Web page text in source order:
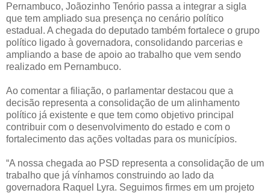
Pernambuco, Joãozinho Tenório passa a integrar a sigla
que tem ampliado sua presença no cenário político
estadual. A chegada do deputado também fortalece o grupo
político ligado à governadora, consolidando parcerias e
ampliando a base de apoio ao trabalho que vem sendo
realizado em Pernambuco.
Ao comentar a filiação, o parlamentar destacou que a
decisão representa a consolidação de um alinhamento
político já existente e que tem como objetivo principal
contribuir com o desenvolvimento do estado e com o
fortalecimento das ações voltadas para os municípios.
“A nossa chegada ao PSD representa a consolidação de um
trabalho que já vínhamos construindo ao lado da
governadora Raquel Lyra. Seguimos firmes em um projeto